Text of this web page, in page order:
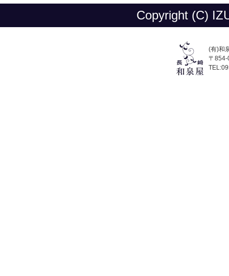
Copyright (C)
(有)和
〒854-